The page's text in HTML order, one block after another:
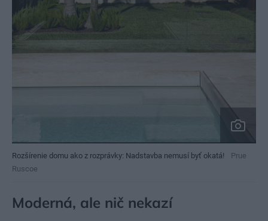
Rozšírenie domu ako z rozprávky: Nadstavba nemusí byť okatá!
Prue
Ruscoe
Moderná, ale nič nekazí